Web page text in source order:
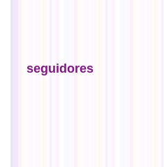
seguidores